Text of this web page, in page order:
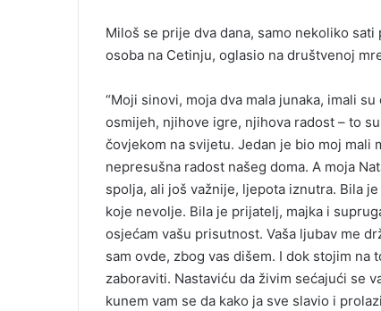
Miloš se prije dva dana, samo nekoliko
osoba na Cetinju, oglasio na društvenoj
“Moji sinovi, moja dva mala junaka, imali
osmijeh, njihove igre, njihova radost – to
čovjekom na svijetu. Jedan je bio moj mali
nepresušna radost našeg doma. A moja
spolja, ali još važnije, ljepota iznutra. Bila
koje nevolje. Bila je prijatelj, majka i
osjećam vašu prisutnost. Vaša ljubav me
sam ovde, zbog vas dišem. I dok stojim na
zaboraviti. Nastaviću da živim sećajući se
kunem vam se da kako ja sve slavio i